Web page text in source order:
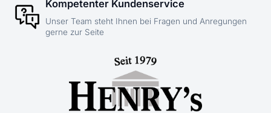
Kompetenter Kundenservice
Unser Team steht Ihnen bei Fragen und Anregungen
gerne zur Seite